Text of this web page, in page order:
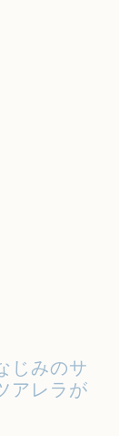
じみのサ
アレラが